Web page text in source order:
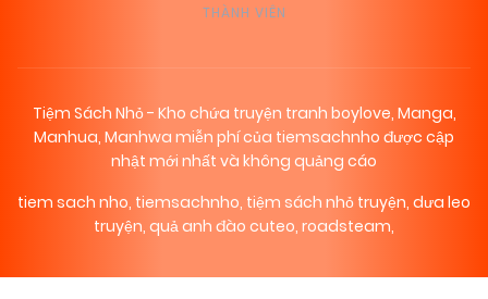
THÀNH VIÊN
Tiệm Sách Nhỏ - Kho chứa truyện tranh boylove, Manga,
Manhua, Manhwa miễn phí của tiemsachnho được cập
nhật mới nhất và không quảng cáo
tiem sach nho, tiemsachnho, tiệm sách nhỏ truyện, dưa leo
truyện, quả anh đào cuteo, roadsteam,
₪